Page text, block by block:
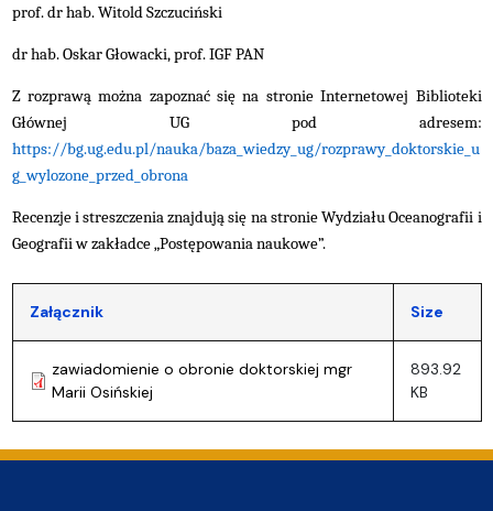
prof. dr hab.Witold Szczuciński
dr hab. Oskar Głowacki, prof. IGF PAN
Z rozprawą można zapoznać się na stronie Internetowej Biblioteki
Głównej UG pod adresem:
https://bg.ug.edu.pl/nauka/baza_wiedzy_ug/rozprawy_doktorskie_u
g_wylozone_przed_obrona
Recenzje i streszczenia znajdują się na stronie Wydziału Oceanografii i
Geografii w zakładce „Postępowania naukowe”.
Załącznik Size
zawiadomienie o obronie doktorskiej mgr
Marii Osińskiej
893.92
KB